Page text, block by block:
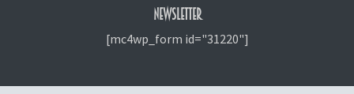
NEWSLETTER
[mc4wp_form id="31220"]